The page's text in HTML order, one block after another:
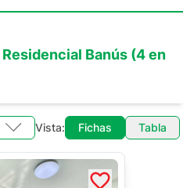
Residencial Banús (4en
Vista: Fichas Tabla